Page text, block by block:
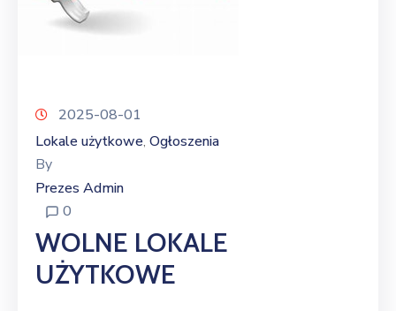
2025-08-01
Lokale użytkowe‚ Ogłoszenia
By
Prezes Admin
0
WOLNE LOKALE
UŻYTKOWE